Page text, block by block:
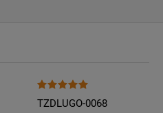
TZDLUGO-0068